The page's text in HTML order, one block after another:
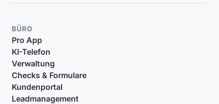
BÜRO
Pro App
KI-Telefon
Verwaltung
Checks & Formulare
Kundenportal
Leadmanagement